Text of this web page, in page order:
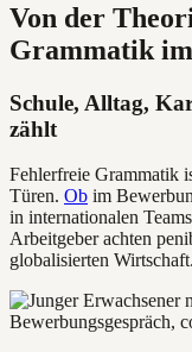
Von der
Grammatik
Schule, Alltag,
zählt
Fehlerfreie Grammatik
Türen. Ob im
in internationalen
Arbeitgeber achten
globalisierten Wirtschaft.